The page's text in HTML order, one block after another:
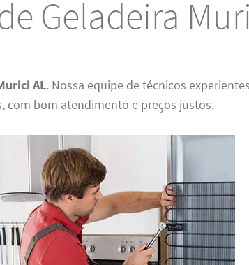
Geladeira
AL. Nossa equipe de técnicos
com bom atendimento e preços justos.